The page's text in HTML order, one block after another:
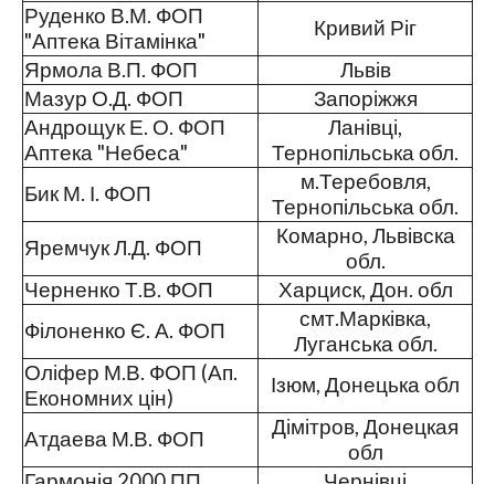
Руденко В.М. ФОП
"Аптека Вітамінка"
Кривий Ріг
Ярмола В.П. ФОП
Львів
Мазур О.Д. ФОП
Запоріжжя
Андрощук Е. О. ФОП
Аптека "Небеса"
Ланівці,
Тернопільська обл.
Бик М. І. ФОП
м.Теребовля,
Тернопільська обл.
Яремчук Л.Д. ФОП
Комарно, Львівска
обл.
Черненко Т.В. ФОП
Харциск, Дон. обл
Філоненко Є. А. ФОП
смт.Марківка,
Луганська обл.
Оліфер М.В. ФОП (Ап.
Економних цін)
Ізюм, Донецька обл
Атдаева М.В. ФОП
Дімітров, Донецкая
обл